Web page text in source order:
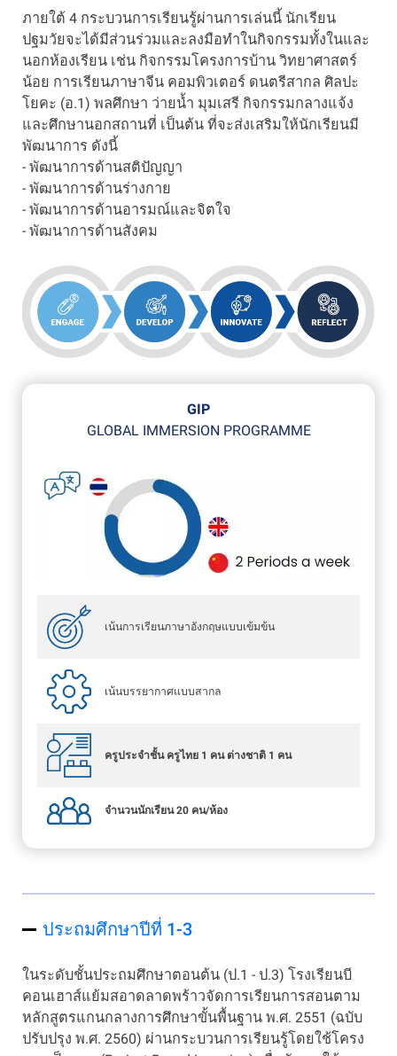
ภายใต้ 4 กระบวนการเรียนรู้ผ่านการเล่นนี้ นักเรียน
ปฐมวัยจะได้มีส่วนร่วมและลงมือทำในกิจกรรมทั้งในและ
นอกห้องเรียน เช่น กิจกรรมโครงการบ้าน วิทยาศาสตร์
น้อย การเรียนภาษาจีน คอมพิวเตอร์ ดนตรีสากล ศิลปะ
โยคะ (อ.1) พลศึกษา ว่ายน้ำ มุมเสรี กิจกรรมกลางแจ้ง
และศึกษานอกสถานที่ เป็นต้น ที่จะส่งเสริมให้นักเรียนมี
พัฒนาการ ดังนี้
- พัฒนาการด้านสติปัญญา
- พัฒนาการด้านร่างกาย
- พัฒนาการด้านอารมณ์และจิตใจ
- พัฒนาการด้านสังคม
GIP
GLOBAL IMMERSION PROGRAMME
เน้นการเรียนภาษาอังกฤษแบบเข้มข้น
เน้นบรรยากาศแบบสากล
ครูประจำชั้น ครูไทย 1 คน ต่างชาติ 1 คน
จำนวนนักเรียน 20 คน/ห้อง
ประถมศึกษาปีที่ 1-3
ในระดับชั้นประถมศึกษาตอนต้น (ป.1 - ป.3) โรงเรียนบี
คอนเฮาส์แย้มสอาดลาดพร้าวจัดการเรียนการสอนตาม
หลักสูตรแกนกลางการศึกษาขั้นพื้นฐาน พ.ศ. 2551 (ฉบับ
ปรับปรุง พ.ศ. 2560) ผ่านกระบวนการเรียนรู้โดยใช้โครง